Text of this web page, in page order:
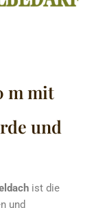
m mit
und
ist die
und